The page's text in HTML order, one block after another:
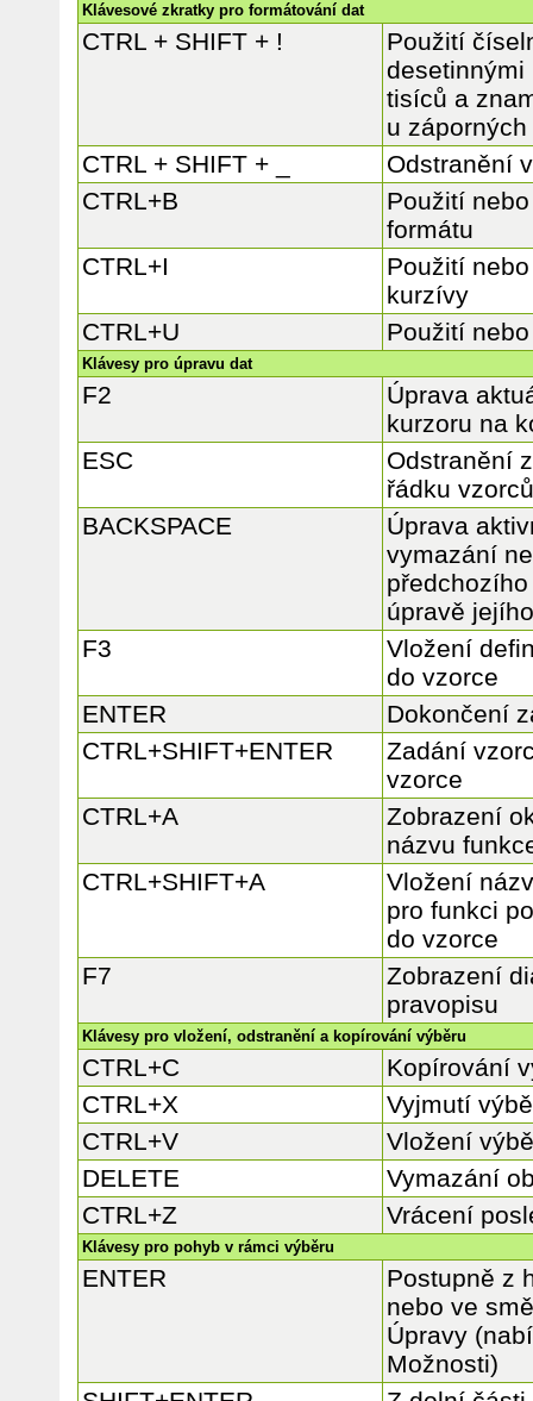
Klávesové zkratky pro formátování dat
CTRL + SHIFT + !
Použití
desetinnými
tisíců a
u
CTRL + SHIFT + _
Odstranění
CTRL+B
Použití
formátu
CTRL+I
Použití
kurzívy
CTRL+U
Použití
Klávesy pro úpravu dat
F2
Úprava
kurzoru na
ESC
Odstranění
řádku vzorců
BACKSPACE
Úprava
vymazání
úpravě
F3
Vložení
do vzorce
ENTER
Dokončení
CTRL+SHIFT+ENTER
Zadání
vzorce
CTRL+A
Zobrazení
názvu
CTRL+SHIFT+A
Vložení
pro funkci
do vzorce
F7
Zobrazení
pravopisu
Klávesy pro vložení, odstranění a kopírování výběru
CTRL+C
Kopírování
CTRL+X
Vyjmutí
CTRL+V
Vložení
DELETE
Vymazání
CTRL+Z
Vrácení
Klávesy pro pohyb v rámci výběru
ENTER
Postupně z
nebo ve
Úpravy
Možnosti)